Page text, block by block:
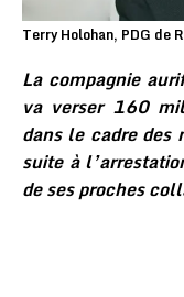
Terry Holohan, PDG de
La compagnie
va verser 160
dans le cadre des
suite à
de ses proches